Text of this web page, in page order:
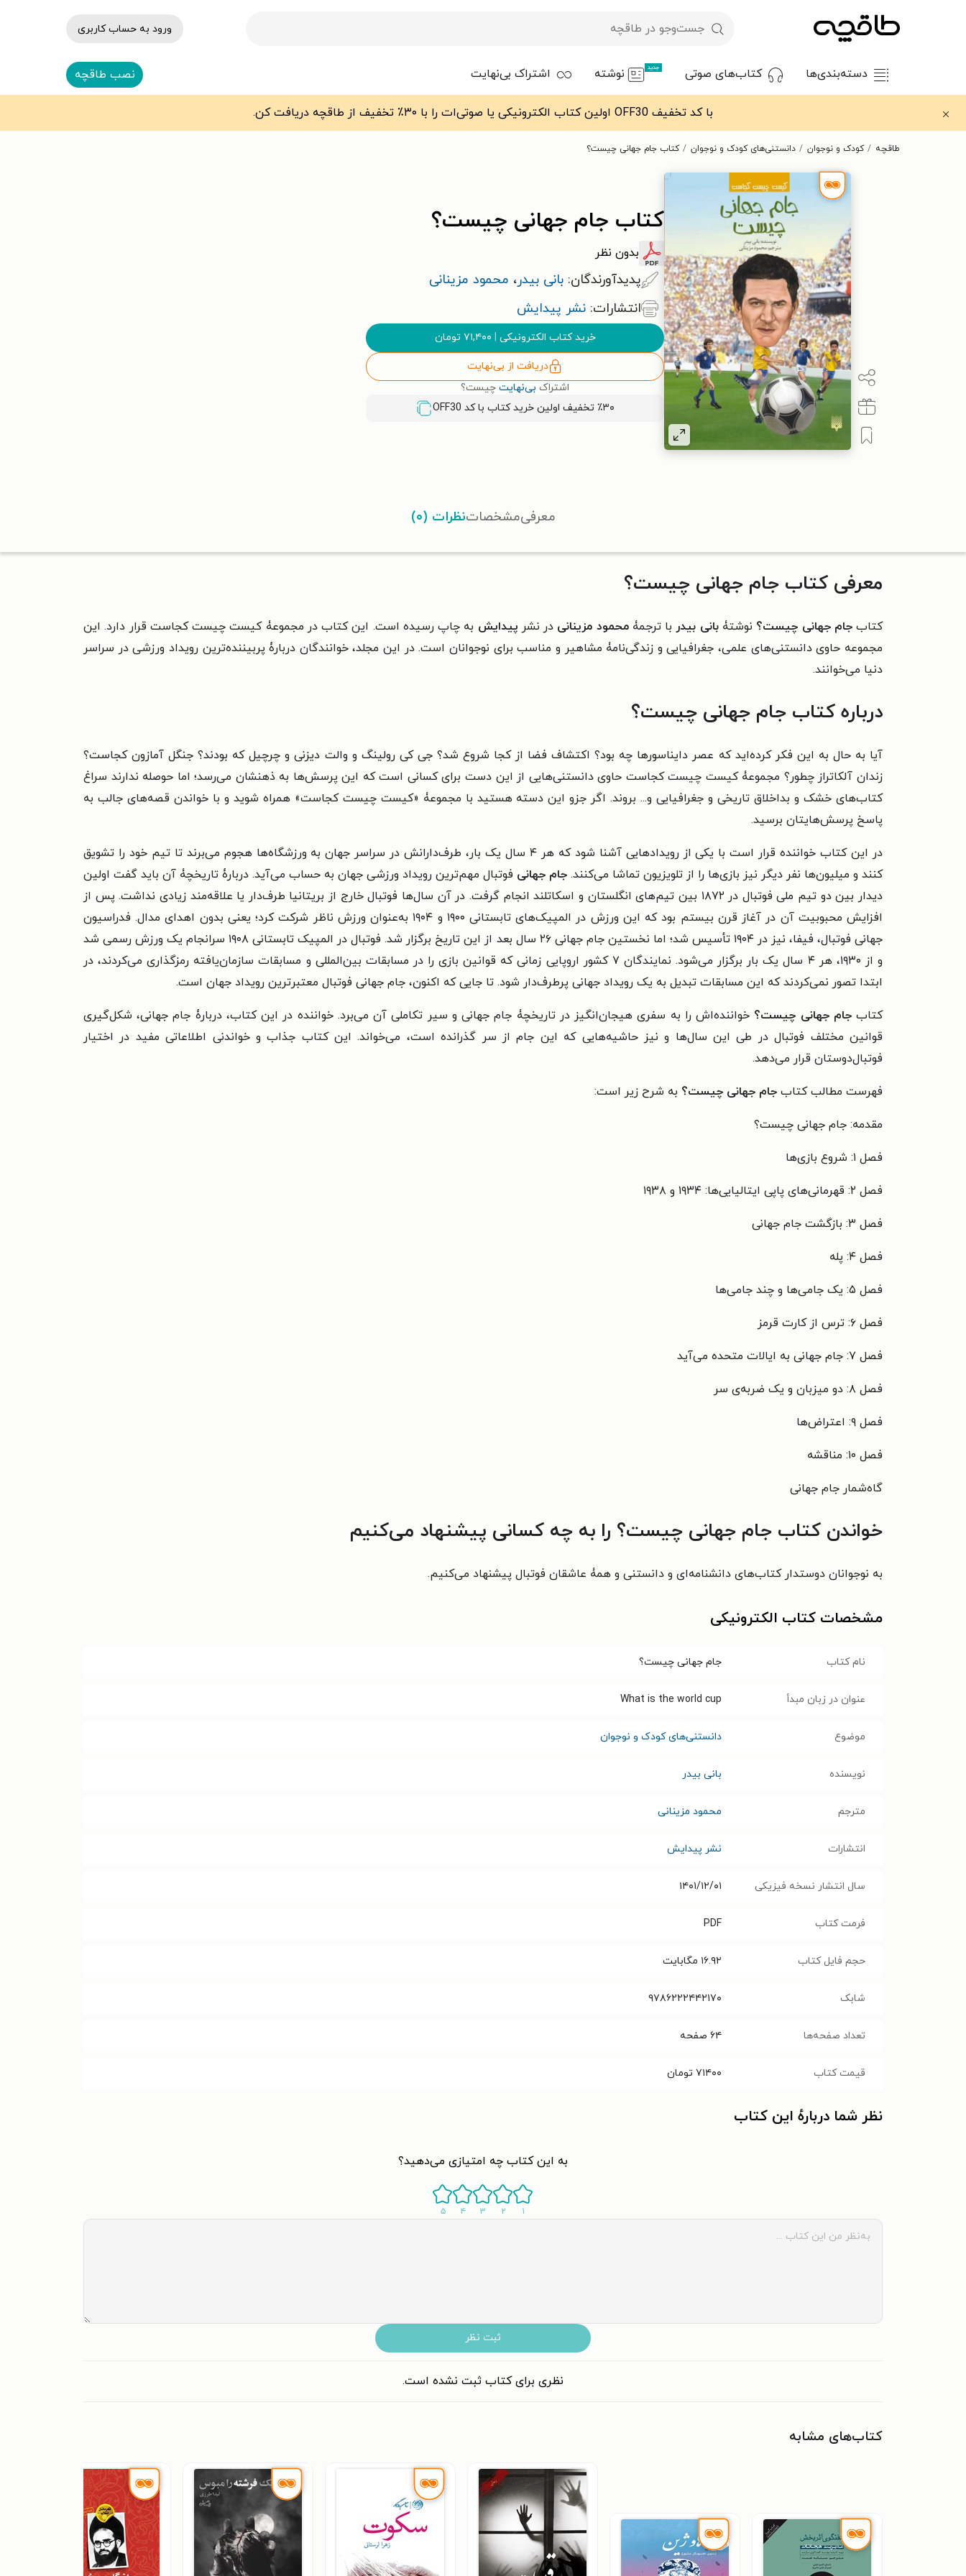
ورود به حساب کاربری
دسته‌بندی‌ها کتاب‌های صوتی جدید نوشته اشتراک بی‌نهایت نصب طاقچه
با کد تخفیف OFF30 اولین کتاب الکترونیکی یا صوتی‌ات را با ۳۰٪ تخفیف از طاقچه دریافت کن.
طاقچه کودک و نوجوان دانستنی‌های کودک و نوجوان کتاب جام جهانی چیست؟
کتاب جام جهانی چیست؟
بدون نظر
پدیدآورندگان: بانی بیدر، محمود مزینانی
انتشارات: نشر پیدایش
خرید کتاب الکترونیکی ۷۱,۴۰۰ تومان
دریافت از بی‌نهایت
اشتراک بی‌نهایت چیست؟
٪۳۰ تخفیف اولین خرید کتاب با کد
OFF30
معرفیمشخصاتنظرات (۰)
معرفی کتاب جام جهانی چیست؟
کتابجام جهانی چیست؟ نوشتۀبانی بیدر با ترجمۀمحمود مزینانی در نشر پیدایش به چاپ رسیده است. این کتاب در مجموعۀ کیست چیست کجاست قرار دارد. این
مجموعه حاوی دانستنی‌های علمی، جغرافیایی و زندگی‌نامۀ مشاهیر و مناسب برای نوجوانان است. در این مجلد، خوانندگان دربارۀ پربیننده‌ترین رویداد ورزشی در سراسر
دنیا می‌خوانند.
درباره کتاب جام جهانی چیست؟
آیا به حال به این فکر کرده‌اید که عصر دایناسورها چه بود؟ اکتشاف فضا از کجا شروع شد؟ جی کی رولینگ و والت دیزنی و چرچیل که بودند؟ جنگل آمازون کجاست؟
زندان آلکاتراز چطور؟ مجموعۀ کیست چیست کجاست حاوی دانستنی‌هایی از این دست برای کسانی است که این پرسش‌ها به ذهنشان می‌رسد؛ اما حوصله ندارند سراغ
کتاب‌های خشک و بداخلاق تاریخی و جغرافیایی و... بروند. اگر جزو این دسته هستید با مجموعۀ «کیست چیست کجاست» همراه شوید و با خواندن قصه‌های جالب به
پاسخ پرسش‌هایتان برسید.
در این کتاب خواننده قرار است با یکی از رویدادهایی آشنا شود که هر ۴ سال یک بار، طرف‌دارانش در سراسر جهان به ورزشگاه‌ها هجوم می‌برند تا تیم خود را تشویق
کنند و میلیون‌ها نفر دیگر نیز بازی‌ها را از تلویزیون تماشا می‌کنند. جام جهانی فوتبال مهم‌ترین رویداد ورزشی جهان به حساب می‌آید. دربارۀ تاریخچۀ آن باید گفت اولین
دیدار بین دو تیم ملی فوتبال در ۱۸۷۲ بین تیم‌های انگلستان و اسکاتلند انجام گرفت. در آن سال‌ها فوتبال خارج از بریتانیا طرف‌دار یا علاقه‌مند زیادی نداشت. پس از
افزایش محبوبیت آن در آغاز قرن بیستم بود که این ورزش در المپیک‌های تابستانی ۱۹۰۰ و ۱۹۰۴ به‌عنوان ورزش ناظر شرکت کرد؛ یعنی بدون اهدای مدال. فدراسیون
جهانی فوتبال، فیفا، نیز در ۱۹۰۴ تأسیس شد؛ اما نخستین جام جهانی ۲۶ سال بعد از این تاریخ برگزار شد. فوتبال در المپیک تابستانی ۱۹۰۸ سرانجام یک ورزش‌ رسمی شد
و از ۱۹۳۰، هر ۴ سال یک بار برگزار می‌شود. نمایندگان ۷ کشور اروپایی زمانی که قوانین بازی را در مسابقات بین‌المللی و مسابقات سازمان‌یافته رمزگذاری می‌کردند، در
ابتدا تصور نمی‌کردند که این مسابقات تبدیل به یک رویداد جهانی پرطرف‌دار شود. تا جایی که اکنون، جام جهانی فوتبال معتبرترین رویداد جهان است.
کتابجام جهانی چیست؟ خواننده‌اش را به سفری هیجان‌انگیز در تاریخچۀ جام جهانی و سیر تکاملی آن می‌برد. خواننده در این کتاب، دربارۀ جام جهانی، شکل‌گیری
قوانین مختلف فوتبال در طی این سال‌ها و نیز حاشیه‌هایی که این جام از سر گذرانده است، می‌خواند. این کتاب جذاب و خواندنی اطلاعاتی مفید در اختیار
فوتبال‌دوستان قرار می‌دهد.
فهرست مطالب کتاب جام جهانی چیست؟ به شرح زیر است:
مقدمه: جام جهانی چیست؟
فصل ۱: شروع بازی‌ها
فصل ۲: قهرمانی‌های پاپی ایتالیا‌یی‌ها: ۱۹۳۴ و ۱۹۳۸
فصل ۳: بازگشت جام جهانی
فصل ۴: پله
فصل ۵: یک جامی‌ها و چند جامی‌ها
فصل ۶: ترس از کارت قرمز
فصل ۷: جام جهانی به ایالات متحده می‌آید
فصل ۸: دو میزبان و یک ضربه‌ی سر
فصل ۹: اعتراض‌ها
فصل ۱۰: مناقشه
گاه‌شمار جام جهانی
خواندن کتاب جام جهانی چیست؟ را به چه کسانی پیشنهاد می‌کنیم
به نوجوانان دوستدار کتاب‌های دانشنامه‌ای و دانستنی و همۀ عاشقان فوتبال پیشنهاد می‌کنیم.
مشخصات کتاب الکترونیکی
نام کتاب جام جهانی چیست؟
عنوان در زبان مبدأ What is the world cup
موضوع دانستنی‌های کودک و نوجوان
نویسنده بانی بیدر
مترجم محمود مزینانی
انتشارات نشر پیدایش
سال انتشار نسخه فیزیکی ۱۴۰۱/۱۲/۰۱
فرمت کتاب PDF
حجم فایل کتاب ۱۶.۹۲ مگابایت
شابک ۹۷۸۶۲۲۲۴۴۲۱۷۰
تعداد صفحه‌ها ۶۴ صفحه
قیمت کتاب ۷۱۴۰۰ تومان
نظر شما دربارهٔ این کتاب
به این کتاب چه امتیازی می‌دهید؟
۱ ۲ ۳ ۴ ۵
ثبت نظر
نظری برای کتاب ثبت نشده است.
کتاب‌های مشابه